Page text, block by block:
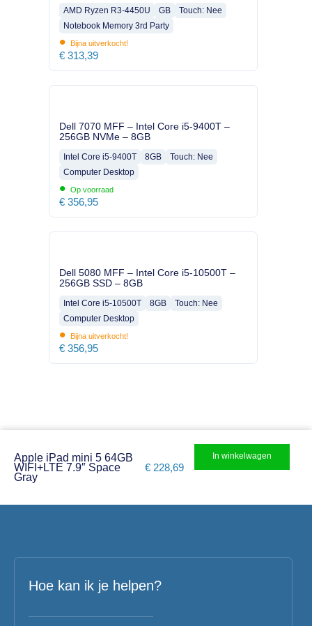
AMD Ryzen R3-4450U GB
Touch: Nee
Notebook Memory 3rd Party
• Bijna uitverkocht!
€ 313,39
Dell 7070 MFF – Intel Core i5-9400T –
256GB NVMe – 8GB
Intel Core i5-9400T 8GB
Touch: Nee
Computer Desktop
• Op voorraad
€ 356,95
Dell 5080 MFF – Intel Core i5-10500T –
256GB SSD – 8GB
Intel Core i5-10500T 8GB
Touch: Nee
Computer Desktop
• Bijna uitverkocht!
€ 356,95
Apple iPad mini 5 64GB
WIFI+LTE 7.9″ Space
Gray
€ 228,69
In winkelwagen
Hoe kan ik je helpen?